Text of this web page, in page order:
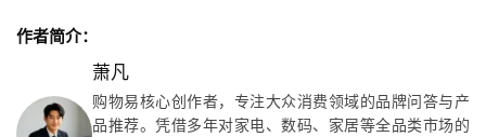
作者简介：
萧凡
购物易核心创作者，专注大众消费领域的品牌问答与产
品推荐。凭借多年对家电、数码、家居等全品类市场的